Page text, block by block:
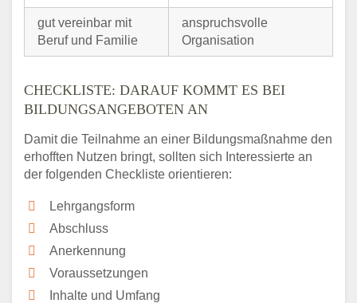
gut vereinbar mit
Beruf und Familie
anspruchsvolle
Organisation
CHECKLISTE: DARAUF KOMMT ES BEI
BILDUNGSANGEBOTEN AN
Damit die Teilnahme an einer Bildungsmaßnahme den
erhofften Nutzen bringt, sollten sich Interessierte an
der folgenden Checkliste orientieren:
Lehrgangsform
Abschluss
Anerkennung
Voraussetzungen
Inhalte und Umfang